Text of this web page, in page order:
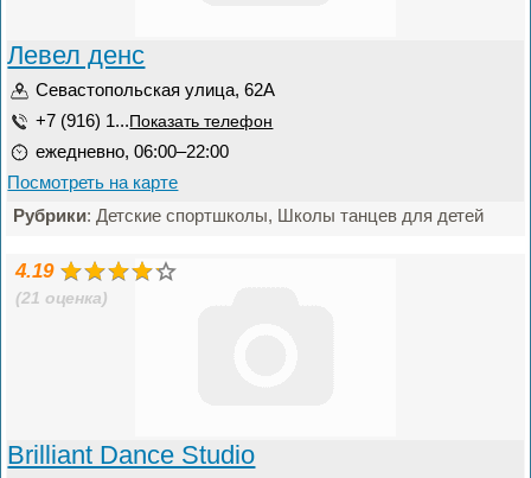
Левел денс
Севастопольская улица, 62А
+7 (916) 1... Показать телефон
ежедневно, 06:00–22:00
Посмотреть на карте
Рубрики: Детские спортшколы, Школы танцев для детей
4.19
(21 оценка)
Brilliant Dance Studio